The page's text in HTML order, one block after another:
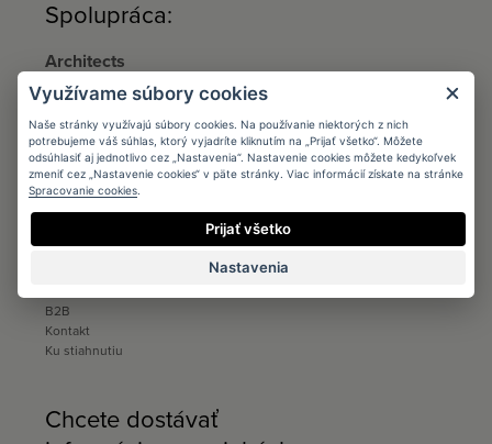
Spolupráca:
Architects
Podmienky
Registrácia
Katalógy a vzorkovníky
Ku stiahnutiu
Distribúcia
Ku stiahnutiu
B2B
Kontakt
Ku stiahnutiu
Chcete dostávať
Využívame súbory cookies
Naše stránky využívajú súbory cookies. Na používanie niektorých z nich
potrebujeme váš súhlas, ktorý vyjadríte kliknutím na „Prijať všetko“. Môžete
odsúhlasiť aj jednotlivo cez „Nastavenia“. Nastavenie cookies môžete kedykoľvek
zmeniť cez „Nastavenie cookies“ v päte stránky. Viac informácií získate na stránke
Spracovanie cookies
Prijať všetko
Nastavenia